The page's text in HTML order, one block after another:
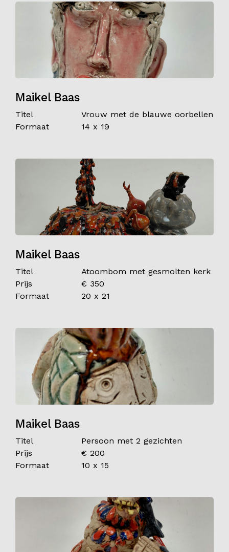
Maikel Baas
Titel
Vrouw met de blauwe oorbellen
Formaat
14 x 19
Maikel Baas
Titel
Atoombom met gesmolten kerk
Prijs
€ 350
Formaat
20 x 21
Maikel Baas
Titel
Persoon met 2 gezichten
Prijs
€ 200
Formaat
10 x 15